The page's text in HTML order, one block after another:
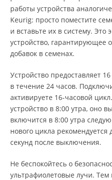
работы устройства
Keurig: просто поместите
и вставьте их в систему. Это
устройство, гарантирующее
добавок в семенах.
Устройство предоставляет
в течение 24 часов.
активируете 16-часовой
устройство в 8:00 утра, оно
включится в 8:00 утра
нового цикла
секунд после выключения.
Не беспокойтесь о
ультрафиолетовые лучи. Тем